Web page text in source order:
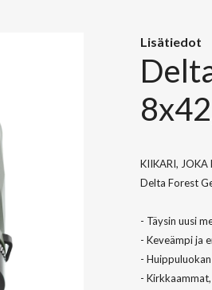
Lisätiedot
KIIKARI, JOKA
Delta Forest
- Täysin uusi
- Keveämpi ja
-
-